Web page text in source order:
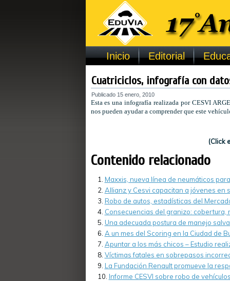
Inicio Editorial
Cuatriciclos, infografía con
Publicado 15 enero, 2010
Esta es una infografía realizada por CESVI
nos pueden ayudar a comprender que este
(Click
Contenido relacionado
Maxxis, nueva línea de neumáticos
Allianz y Cesvi capacitan a jóvenes en
Robo de autos, estadísticas del
Consecuencias del granizo: cobertura,
Una adecuada postura de manejo
A un mes del Scoring en la Ciudad de
Apuntar a los más chicos – Estudio
Víctimas fatales en sobrepasos
La Fundación Renault promueve la
Informe CESVI sobre robo de